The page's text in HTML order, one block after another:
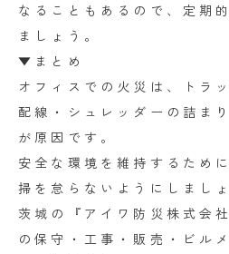
なることもあるので、定期
ましょう。
▼まとめ
オフィスでの火災は、トラ
配線・シュレッダーの詰ま
が原因です。
安全な環境を維持するため
掃を怠らないようにしましょ
茨城の『アイワ防災株式会
の保守・工事・販売・ビル